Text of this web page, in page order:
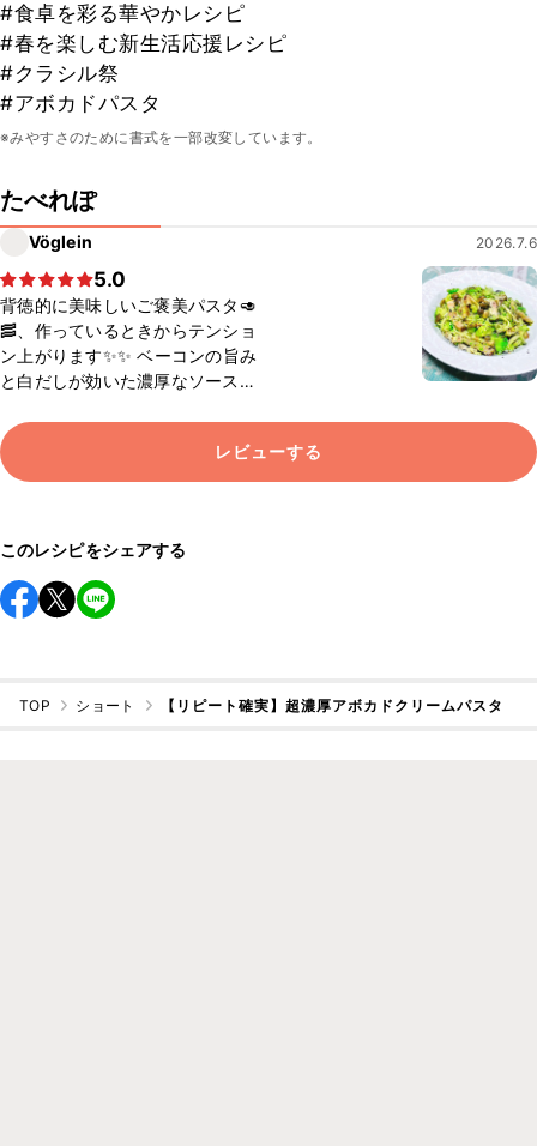
#食卓を彩る華やかレシピ
#春を楽しむ新生活応援レシピ
#クラシル祭
#アボカドパスタ
※みやすさのために書式を一部改変しています。
たべれぽ
Vöglein 2026.7.6
5.0
背徳的に美味しいご褒美パスタ🥑
🥓、作っているときからテンショ
ン上がります✨✨ ベーコンの旨み
と白だしが効いた濃厚なソースが
さらに背徳感が増しそう… ※ 無塩
せきベーコンなので色味はいまい
ちですが、絶品です😋
レビューする
このレシピをシェアする
TOP ショート 【リピート確実】超濃厚アボカドクリームパスタ